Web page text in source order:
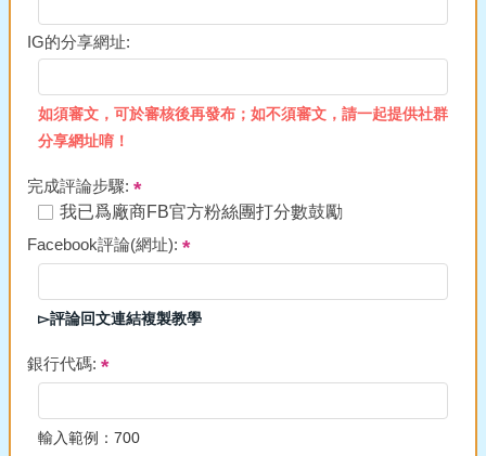
IG的分享網址:
如須審文，可於審核後再發布；如不須審文，請一起提供社群
分享網址唷！
完成評論步驟:
我已爲廠商FB官方粉絲團打分數鼓勵
Facebook評論(網址):
▻評論回文連結複製教學
銀行代碼:
輸入範例：700